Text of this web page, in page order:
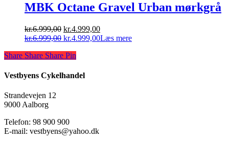
MBK Octane Gravel Urban mørkgrå
kr.6.999,00 Den
oprindelige
var:
kr.4.999,00Den
aktuelle
kr.6.999,00 Den
pris
kr.6.999,00.
kr.4.999,00Den
Læs mere
Share
Share Share Share Pin
Vestbyens Cykelhandel
Strandevejen 12
9000 Aalborg
Telefon: 98 900 900
E-mail: vestbyens@yahoo.dk